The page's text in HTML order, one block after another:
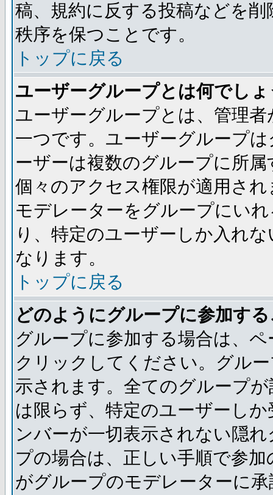
稿、規約に反する投稿などを
秩序を保つことです。
トップに戻る
ユーザーグループとは何でし
ユーザーグループとは、管理
一つです。ユーザーグループ
ーザーは複数のグループに所
個々のアクセス権限が適用さ
モデレーターをグループにい
り、特定のユーザーしか入れ
なります。
トップに戻る
どのようにグループに参加す
グループに参加する場合は、
クリックしてください。グル
示されます。全てのグループ
は限らず、特定のユーザーし
ンバーが一切表示されない隠
プの場合は、正しい手順で参
がグループのモデレーターに